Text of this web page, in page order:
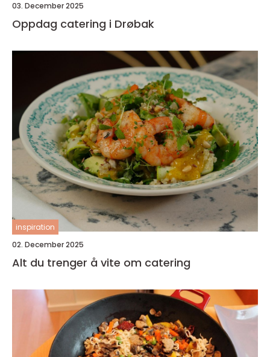
03. December 2025
Oppdag catering i Drøbak
inspiration
02. December 2025
Alt du trenger å vite om catering